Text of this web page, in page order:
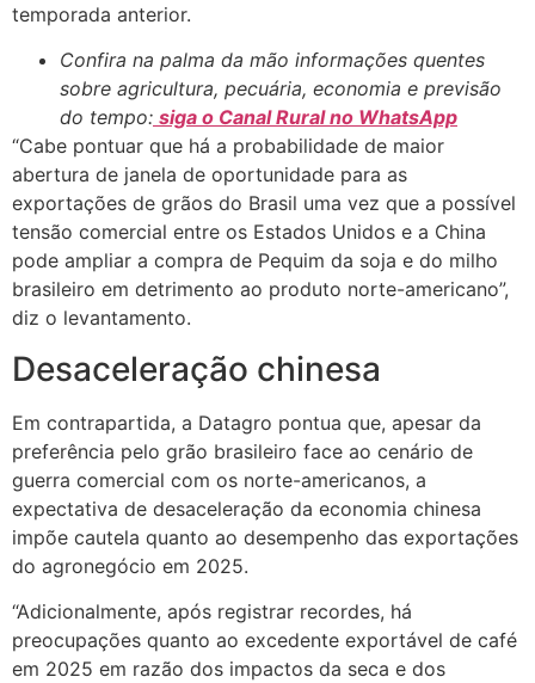
temporada anterior.
Confira na palma da mão informações quentes
sobre agricultura, pecuária, economia e previsão
do tempo: siga o Canal Rural no WhatsApp
“Cabe pontuar que há a probabilidade de maior
abertura de janela de oportunidade para as
exportações de grãos do Brasil uma vez que a possível
tensão comercial entre os Estados Unidos e a China
pode ampliar a compra de Pequim da soja e do milho
brasileiro em detrimento ao produto norte-americano”,
diz o levantamento.
Desaceleração chinesa
Em contrapartida, a Datagro pontua que, apesar da
preferência pelo grão brasileiro face ao cenário de
guerra comercial com os norte-americanos, a
expectativa de desaceleração da economia chinesa
impõe cautela quanto ao desempenho das exportações
do agronegócio em 2025.
“Adicionalmente, após registrar recordes, há
preocupações quanto ao excedente exportável de café
em 2025 em razão dos impactos da seca e dos